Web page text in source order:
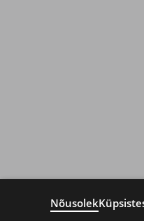
Nõusolek